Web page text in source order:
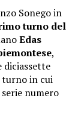
Sonego in
turno del
Edas
,
diciassette
turno in cui
numero